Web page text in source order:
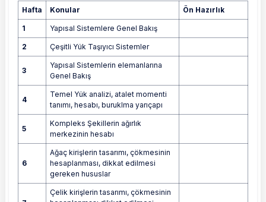
Hafta Konular Ön Hazırlık
1 Yapısal Sistemlere Genel Bakış
2 Çeşitli Yük Taşıyıcı Sistemler
3
Yapısal Sistemlerin elemanlarına
Genel Bakış
4
Temel Yük analizi, atalet momenti
tanımı, hesabı, buruklma yarıçapı
5
Kompleks Şekillerin ağırlık
merkezinin hesabı
6
Ağaç kirişlerin tasarımı, çökmesinin
hesaplanması, dikkat edilmesi
gereken hususlar
Çelik kirişlerin tasarımı, çökmesinin